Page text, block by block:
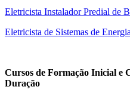
Eletricista Instalador Predial de
Eletricista de Sistemas de
Cursos de Formação Inicial e
Duração